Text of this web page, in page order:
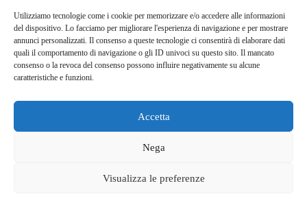
Utilizziamo tecnologie come i cookie per memorizzare e/o accedere alle informazioni
del dispositivo. Lo facciamo per migliorare l'esperienza di navigazione e per mostrare
annunci personalizzati. Il consenso a queste tecnologie ci consentirà di elaborare dati
quali il comportamento di navigazione o gli ID univoci su questo sito. Il mancato
consenso o la revoca del consenso possono influire negativamente su alcune
caratteristiche e funzioni.
Accetta
Nega
Visualizza le preferenze
Iscriviti